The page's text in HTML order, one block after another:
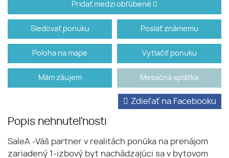
Pridať medzi obľúbené
Sledovať ponuku Poslať známemu
Poloha na mape Vytlačiť ponuku
Mám záujem Mesačná splátka
Popis nehnuteľnosti
Zdieľať na Facebooku
SaleA -Váš partner v realitách ponúka na prenájom
zariadený 1-izbový byt nachádzajúci sa v bytovom